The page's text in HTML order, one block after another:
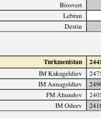
Biosvert
Lebrun
Destin
Turkmenistan
IM Kakageldiev
IM Annageldiev
FM Ahundov
IM Odeev